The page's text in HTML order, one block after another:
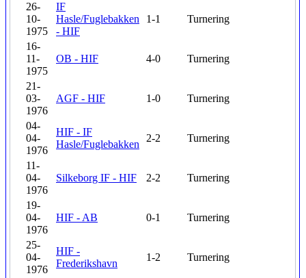
26-
10-
1975
IF
Hasle/Fuglebakken
- HIF
1-1 Turnering
16-
11-
1975
OB - HIF 4-0 Turnering
21-
03-
1976
AGF - HIF 1-0 Turnering
04-
04-
1976
HIF - IF
Hasle/Fuglebakken
2-2 Turnering
11-
04-
1976
Silkeborg IF - HIF 2-2 Turnering
19-
04-
1976
HIF - AB 0-1 Turnering
25-
04-
1976
HIF -
Frederikshavn
1-2 Turnering